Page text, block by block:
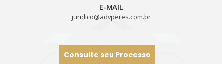
E-MAIL
juridico@advperes.com.br
Consulte seu Processo